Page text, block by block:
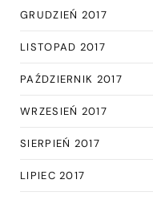
GRUDZIEŃ 2017
LISTOPAD 2017
PAŹDZIERNIK 2017
WRZESIEŃ 2017
SIERPIEŃ 2017
LIPIEC 2017